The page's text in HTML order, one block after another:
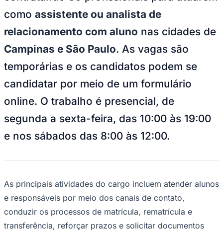
Goiás
relacionamento com alunonas cidades de
Campinas e São Paulo . As vagas são
temporárias e os candidatos podem se
candidatar por meio de um formulário
online. O trabalho é presencial, de
segunda a sexta-feira, das 10:00 às 19:00
e nos sábados das 8:00 às 12:00.
As principais atividades do cargo incluem atender alunos
conduzir os processos de matrícula, rematrícula e
transferência, reforçar prazos e solicitar documentos
necessários, garantir o atendimento de excelência.